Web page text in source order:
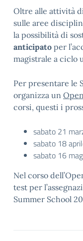
Oltre alle attività
sulle aree
la possibilità di
anticipato per
magistrale a ciclo
Per presentare le
organizza un
corsi, questi i
sabato 21
sabato 18
sabato 16
Nel corso
test per
Summer School